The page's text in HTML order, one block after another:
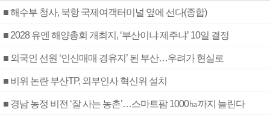
■ 해수부 청사, 북항 국제여객터미널 옆에 선다(종합)
■ 2028 유엔 해양총회 개최지, ‘부산이냐 제주냐’ 10일 결정
■ 외국인 선원 ‘인신매매 경유지’ 된 부산…우려가 현실로
■ 비위 논란 부산TP, 외부인사 혁신위 설치
■ 경남 농정 비전 ‘잘 사는 농촌’…스마트팜 1000㏊까지 늘린다